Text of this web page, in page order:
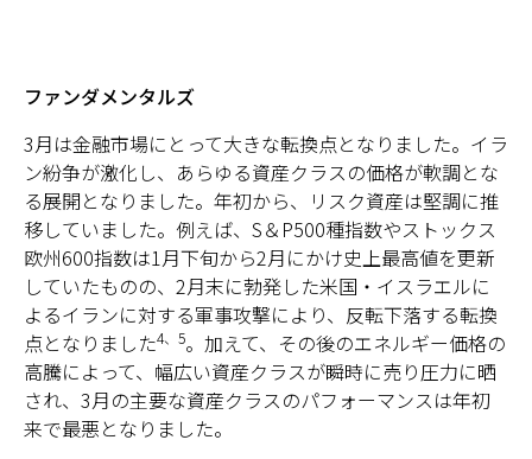
ファンダメンタルズ
3月は金融市場にとって大きな転換点となりました。イラ
ン紛争が激化し、あらゆる資産クラスの価格が軟調とな
る展開となりました。年初から、リスク資産は堅調に推
移していました。例えば、S＆P500種指数やストックス
欧州600指数は1月下旬から2月にかけ史上最高値を更新
していたものの、2月末に勃発した米国・イスラエルに
よるイランに対する軍事攻撃により、反転下落する転換
点となりました4、5。加えて、その後のエネルギー価格の
高騰によって、幅広い資産クラスが瞬時に売り圧力に晒
され、3月の主要な資産クラスのパフォーマンスは年初
来で最悪となりました。